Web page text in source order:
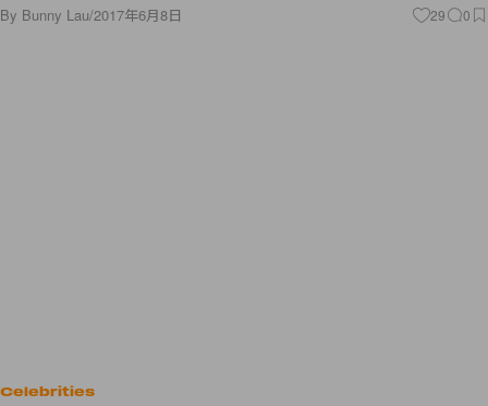
By Bunny Lau/2017年6月8日 29 0
Celebrities